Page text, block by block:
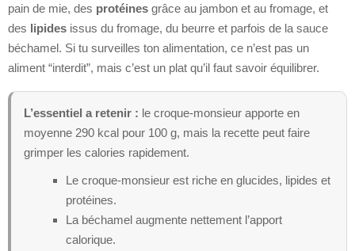
pain de mie, des protéines grâce au jambon et au fromage, et
des lipides issus du fromage, du beurre et parfois de la sauce
béchamel. Si tu surveilles ton alimentation, ce n’est pas un
aliment “interdit”, mais c’est un plat qu’il faut savoir équilibrer.
L’essentiel a retenir : le croque-monsieur apporte en
moyenne 290 kcal pour 100 g, mais la recette peut faire
grimper les calories rapidement.
Le croque-monsieur est riche en glucides, lipides et
protéines.
La béchamel augmente nettement l’apport
calorique.